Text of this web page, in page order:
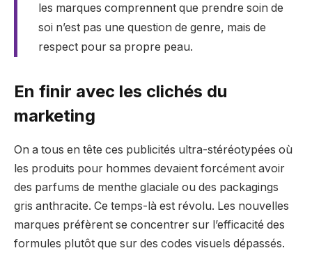
les marques comprennent que prendre soin de
soi n’est pas une question de genre, mais de
respect pour sa propre peau.
En finir avec les clichés du
marketing
On a tous en tête ces publicités ultra-stéréotypées où
les produits pour hommes devaient forcément avoir
des parfums de menthe glaciale ou des packagings
gris anthracite. Ce temps-là est révolu. Les nouvelles
marques préfèrent se concentrer sur l’efficacité des
formules plutôt que sur des codes visuels dépassés.